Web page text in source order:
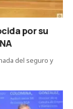
por su
del seguro y